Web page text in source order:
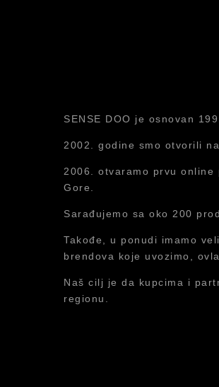
SENSE DOO je osnovan
2002. godine smo otvorili
2006. otvaramo prvu
Gore.
Sarađujemo sa oko 200
Takođe, u ponudi imamo
brendova koje uvozimo,
Naš cilj je da kupcima i
regionu.